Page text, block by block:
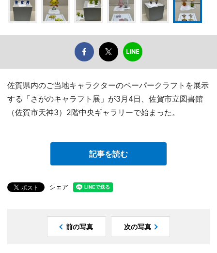
佐賀県内のご当地キャラクターのペーパークラフトを展示
する「さがのキャラフト展」が3月4日、佐賀市立図書館
（佐賀市天神3）2階中央ギャラリーで始まった。
記事を読む
シェア
前の写真 次の写真